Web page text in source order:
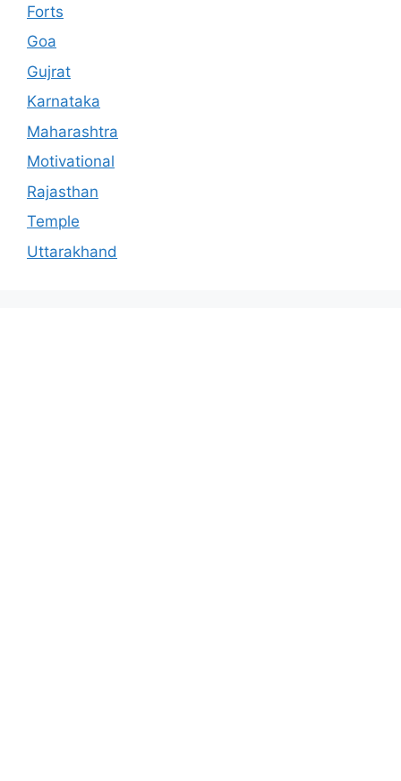
Forts
Goa
Gujrat
Karnataka
Maharashtra
Motivational
Rajasthan
Temple
Uttarakhand